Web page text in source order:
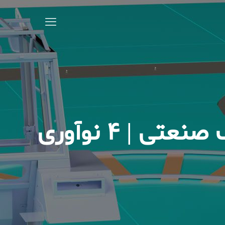
نوآوری های جدید در سیستم‌های هیدرولیک صنعتی | 4 نوآوری